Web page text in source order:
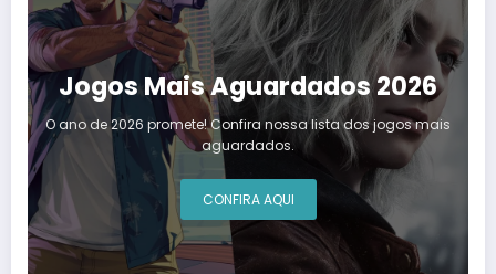
Jogos Mais Aguardados 2026
O ano de 2026 promete! Confira nossa lista dos jogos mais
aguardados.
CONFIRA AQUI